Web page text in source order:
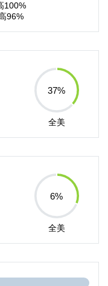
100%
96%
37%
全美
6%
全美